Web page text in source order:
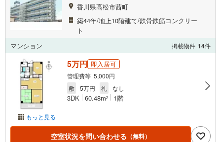
香川県高松市茜町
築44年/地上10階建て/鉄骨鉄筋コンクリー
ト
マンション
掲載物件 14件
もっと見る
5万円 即入居可
管理費等 5,000円
敷
5万円 礼 なし
3DK 60.48m2 1階
空室状況を問い合わせる （無料）